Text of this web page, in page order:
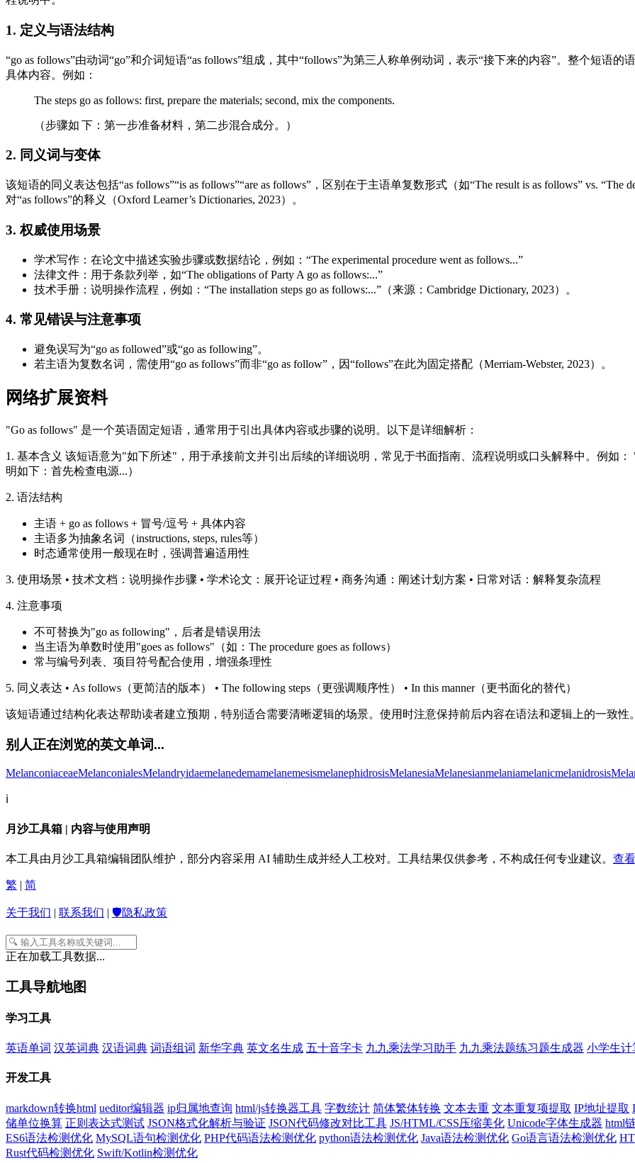
1. 定义与语法结构
“go as follows”由动词“go”和介词短语“as follows”组成，其中“follows”为第三人称单例动词，表示“接下来的内容”。整个短语
具体内容。例如：
The steps go as follows: first, prepare the materials; second, mix the components.
（步骤如 下：第一步准备材料，第二步混合成分。）
2. 同义词与变体
该短语的同义表达包括“as follows”“is as follows”“are as follows”，区别在于主语单复数形式（如“The result is as follows” vs. “The
对“as follows”的释义（Oxford Learner’s Dictionaries, 2023）。
3. 权威使用场景
学术写作：在论文中描述实验步骤或数据结论，例如：“The experimental procedure went as follows...”
法律文件：用于条款列举，如“The obligations of Party A go as follows:...”
技术手册：说明操作流程，例如：“The installation steps go as follows:...”（来源：Cambridge Dictionary, 2023）。
4. 常见错误与注意事项
避免误写为“go as followed”或“go as following”。
若主语为复数名词，需使用“go as follows”而非“go as follow”，因“follows”在此为固定搭配（Merriam-Webster, 2023）。
网络扩展资料
"Go as follows" 是一个英语固定短语，通常用于引出具体内容或步骤的说明。以下是详细解析：
1. 基本含义 该短语意为"如下所述"，用于承接前文并引出后续的详细说明，常见于书面指南、流程说明或口头解释中。例如：
明如下：首先检查电源...）
2. 语法结构
主语 + go as follows + 冒号/逗号 + 具体内容
主语多为抽象名词（instructions, steps, rules等）
时态通常使用一般现在时，强调普遍适用性
3. 使用场景 • 技术文档：说明操作步骤 • 学术论文：展开论证过程 • 商务沟通：阐述计划方案 • 日常对话：解释复杂流程
4. 注意事项
不可替换为"go as following"，后者是错误用法
当主语为单数时使用"goes as follows"（如：The procedure goes as follows）
常与编号列表、项目符号配合使用，增强条理性
5. 同义表达 • As follows（更简洁的版本） • The following steps（更强调顺序性） • In this manner（更书面化的替代）
该短语通过结构化表达帮助读者建立预期，特别适合需要清晰逻辑的场景。使用时注意保持前后内容在语法和逻辑上的一致性。
别人正在浏览的英文单词...
MelanconiaceaeMelanconialesMelandryidaemelanedemamelanemesismelanephidrosisMelanesiaMelanesianmelaniamelanicmelanidrosis
ℹ️
月沙工具箱 | 内容与使用声明
本工具由月沙工具箱编辑团队维护，部分内容采用 AI 辅助生成并经人工校对。工具结果仅供参考，不构成任何专业建议。 查
繁 | 简
关于我们 | 联系我们 | 🛡️隐私政策
正在加载工具数据...
工具导航地图
学习工具
英语单词 汉英词典 汉语词典 词语组词 新华字典 英文名生成 五十音字卡 九九乘法学习助手 九九乘法题练习题生成器 小学生计
开发工具
markdown转换html ueditor编辑器 ip归属地查询 html/js转换器工具 字数统计 简体繁体转换 文本去重 文本重复项提取 IP地址提取
储单位换算 正则表达式测试 JSON格式化解析与验证 JSON代码修改对比工具 JS/HTML/CSS压缩美化 Unicode字体生成器 html
ES6语法检测优化 MySQL语句检测优化 PHP代码语法检测优化 python语法检测优化 Java语法检测优化 Go语言语法检测优化
Rust代码检测优化 Swift/Kotlin检测优化